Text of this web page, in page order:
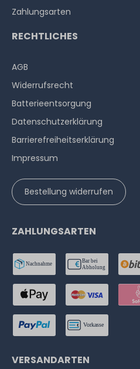
Zahlungsarten
RECHTLICHES
AGB
Widerrufs­recht
Batterieentsorgung
Datenschutzerklärung
Barrierefreiheitserklärung
Impressum
Bestellung widerrufen
ZAHLUNGSARTEN
VERSANDARTEN